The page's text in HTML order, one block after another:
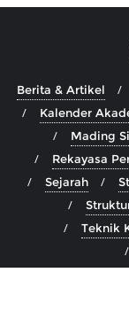
Berita & Artikel
Kalender
Mading
Rekayasa
Sejarah
Teknik